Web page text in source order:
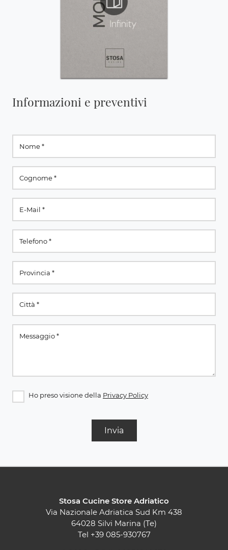
Informazioni e preventivi
Ho preso visione della Privacy Policy
Invia
Stosa Cucine Store Adriatico
Via Nazionale Adriatica Sud Km 438
64028 Silvi Marina (Te)
Tel +39 085-930767